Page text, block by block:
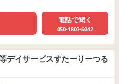
電話で聞く
050-1807-6042
デイサービスすたーりーつる